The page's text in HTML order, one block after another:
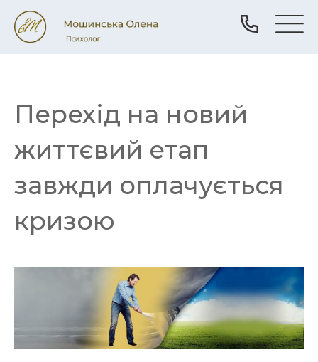
Перехід на новий
життєвий етап
завжди оплачується
кризою